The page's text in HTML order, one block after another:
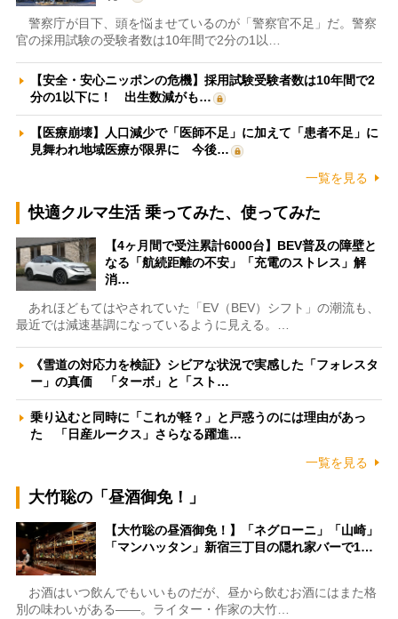
警察庁が目下、頭を悩ませているのが「警察官不足」だ。警察
官の採用試験の受験者数は10年間で2分の1以…
【安全・安心ニッポンの危機】採用試験受験者数は10年間で2
分の1以下に！ 出生数減がも…
【医療崩壊】人口減少で「医師不足」に加えて「患者不足」に
見舞われ地域医療が限界に 今後…
一覧を見る
快適クルマ生活 乗ってみた、使ってみた
【4ヶ月間で受注累計6000台】BEV普及の障壁と
なる「航続距離の不安」「充電のストレス」解
消…
あれほどもてはやされていた「EV（BEV）シフト」の潮流も、
最近では減速基調になっているように見える。…
《雪道の対応力を検証》シビアな状況で実感した「フォレスタ
ー」の真価 「ターボ」と「スト…
乗り込むと同時に「これが軽？」と戸惑うのには理由があっ
た 「日産ルークス」さらなる躍進…
一覧を見る
大竹聡の「昼酒御免！」
【大竹聡の昼酒御免！】「ネグローニ」「山崎」
「マンハッタン」新宿三丁目の隠れ家バーで1…
お酒はいつ飲んでもいいものだが、昼から飲むお酒にはまた格
別の味わいがある――。ライター・作家の大竹…